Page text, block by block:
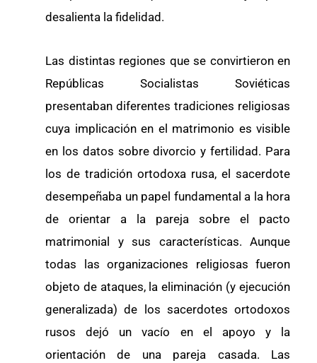
desalienta la fidelidad.
Las distintas regiones que se convirtieron en
Repúblicas Socialistas Soviéticas
presentaban diferentes tradiciones religiosas
cuya implicación en el matrimonio es visible
en los datos sobre divorcio y fertilidad. Para
los de tradición ortodoxa rusa, el sacerdote
desempeñaba un papel fundamental a la hora
de orientar a la pareja sobre el pacto
matrimonial y sus características. Aunque
todas las organizaciones religiosas fueron
objeto de ataques, la eliminación (y ejecución
generalizada) de los sacerdotes ortodoxos
rusos dejó un vacío en el apoyo y la
orientación de una pareja casada. Las